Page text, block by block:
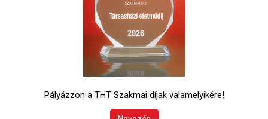
Pályázzon a THT Szakmai díjak valamelyikére!